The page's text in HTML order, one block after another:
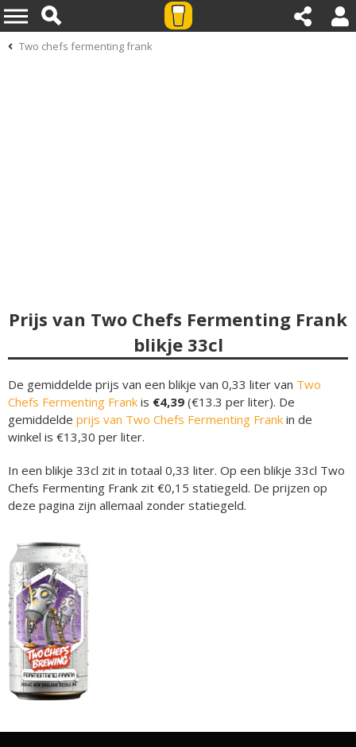
Two chefs fermenting frank
Prijs van Two Chefs Fermenting Frank
blikje 33cl
De gemiddelde prijs van een blikje van 0,33 liter van Two
Chefs Fermenting Frank is €4,39 (€13.3 per liter). De
gemiddelde prijs van Two Chefs Fermenting Frank in de
winkel is €13,30 per liter.
In een blikje 33cl zit in totaal 0,33 liter. Op een blikje 33cl Two
Chefs Fermenting Frank zit €0,15 statiegeld. De prijzen op
deze pagina zijn allemaal zonder statiegeld.